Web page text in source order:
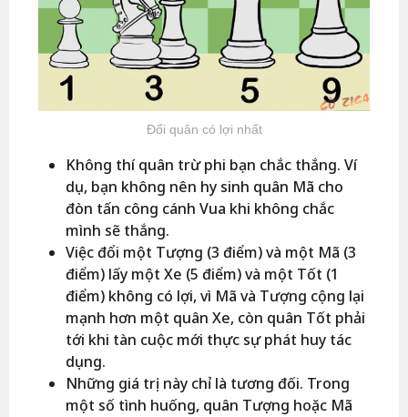
Đổi quân có lợi nhất
Không thí quân trừ phi bạn chắc thắng. Ví
dụ, bạn không nên hy sinh quân Mã cho
đòn tấn công cánh Vua khi không chắc
mình sẽ thắng.
Việc đổi một Tượng (3 điểm) và một Mã (3
điểm) lấy một Xe (5 điểm) và một Tốt (1
điểm) không có lợi, vì Mã và Tượng cộng lại
mạnh hơn một quân Xe, còn quân Tốt phải
tới khi tàn cuộc mới thực sự phát huy tác
dụng.
Những giá trị này chỉ là tương đối. Trong
một số tình huống, quân Tượng hoặc Mã